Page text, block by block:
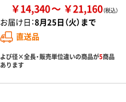
￥14,340 ￥21,160
お届け日：8月25日（火）まで
直送品
よび径×全長・販売単位違いの商品が5商品
あります